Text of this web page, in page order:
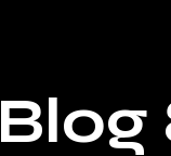
Blog